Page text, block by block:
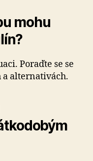
mohu
Poraďte se se
a alternativách.